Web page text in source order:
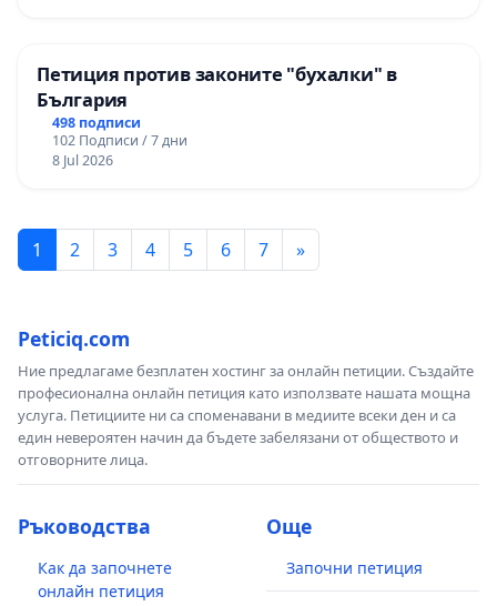
Петиция против законите "бухалки" в
България
498 подписи
102 Подписи / 7 дни
8 Jul 2026
1 2 3 4 5 6 7 »
Peticiq.com
Ние предлагаме безплатен хостинг за онлайн петиции. Създайте
професионална онлайн петиция като използвате нашата мощна
услуга. Петициите ни са споменавани в медиите всеки ден и са
един невероятен начин да бъдете забелязани от обществото и
отговорните лица.
Ръководства
Как да започнете
онлайн петиция
Още
Започни петиция